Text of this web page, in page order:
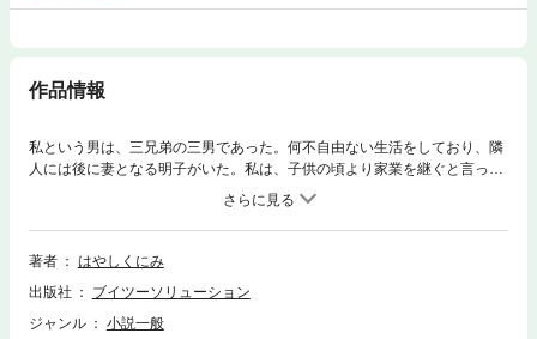
作品情報
私という男は、三兄弟の三男であった。何不自由ない生活をしており、隣
人には後に妻となる明子がいた。私は、子供の頃より家業を継ぐと言って
いたが、優柔不断な性格により継がない選択をして、次兄を困らせてしま
った。明子と結婚した私は、三人の子供に恵まれ、幸せに暮らしていた。
やがて子供たちも成長して、長女に子供が産まれた。私に孫ができたので
あった。長女の一家と同居していた私は、かわいい孫との生活を楽しんで
を捜すこととなった。
著者
はやしくにみ
出版社
ブイツーソリューション
ジャンル
小説一般